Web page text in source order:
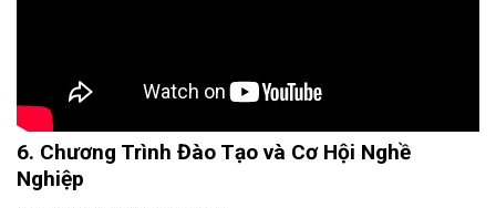
6. Chương Trình Đào Tạo và Cơ Hội Nghề
Nghiệp